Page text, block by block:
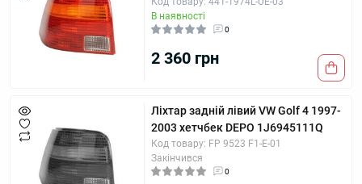
В наявності
0
2 360 грн
Ліхтар задній лівий VW Golf 4 1997-
2003 хетчбек DEPO 1J6945111Q
Код товару: FP 9523 F1-E-01
Закінчився
0